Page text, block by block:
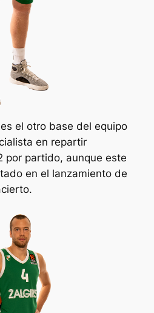
es el otro base del equipo
en repartir
por partido, aunque este
en el lanzamiento de